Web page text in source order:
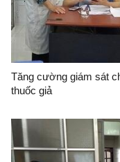
Tăng cường giám sát
thuốc giả